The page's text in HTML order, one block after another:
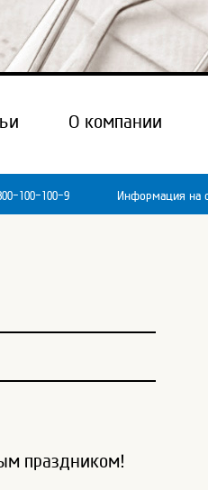
О компании
100-100-9 Информация на
праздником!